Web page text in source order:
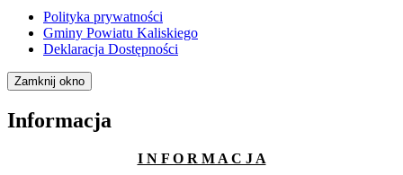
Polityka prywatności
Gminy Powiatu Kaliskiego
Deklaracja Dostępności
Zamknij okno
Informacja
I N F O R M A C J A